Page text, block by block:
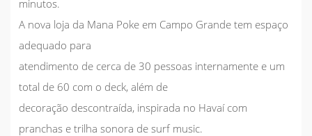
minutos.
A nova loja da Mana Poke em Campo Grande tem espaço
adequado para
atendimento de cerca de 30 pessoas internamente e um
total de 60 com o deck, além de
decoração descontraída, inspirada no Havaí com
pranchas e trilha sonora de surf music.